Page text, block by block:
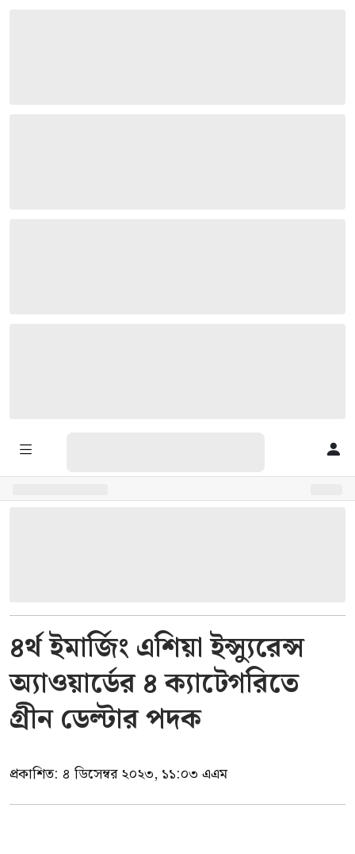
৪র্থ ইমার্জিং এশিয়া ইন্স্যুরেন্স
অ্যাওয়ার্ডের ৪ ক্যাটেগরিতে
গ্রীন ডেল্টার পদক
প্রকাশিত: ৪ ডিসেম্বর ২০২৩, ১১:০৩ এএম